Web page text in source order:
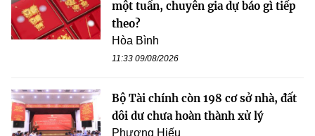
một tuần, chuyên gia dự báo gì tiếp
theo?
Hòa Bình
11:33 09/08/2026
Bộ Tài chính còn 198 cơ sở nhà, đất
dôi dư chưa hoàn thành xử lý
Phương Hiếu